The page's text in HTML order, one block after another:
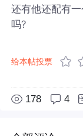
还有他还配有
吗?
给本帖投票
178 4